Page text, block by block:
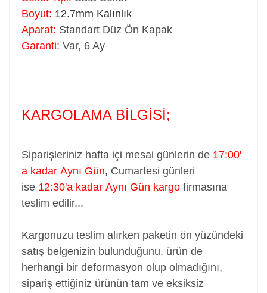
Boyut: 12.7mm Kalınlık
Aparat: Standart Düz Ön Kapak
Garanti: Var, 6 Ay
KARGOLAMA BİLGİSİ;
Siparişleriniz hafta içi mesai günlerin de 17:00'
a kadar Aynı Gün, Cumartesi günleri
ise 12:30'a kadar Aynı Gün kargo firmasına
teslim edilir...
Kargonuzu teslim alırken paketin ön yüzündeki
satış belgenizin bulunduğunu, ürün de
herhangi bir deformasyon olup olmadığını,
sipariş ettiğiniz ürünün tam ve eksiksiz